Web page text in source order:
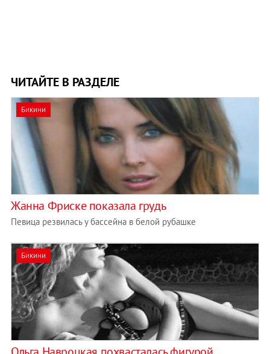
ЧИТАЙТЕ В РАЗДЕЛЕ
Бикини
Жанна Фриске показала грудь
Певица резвилась у бассейна в белой рубашке
Бикини